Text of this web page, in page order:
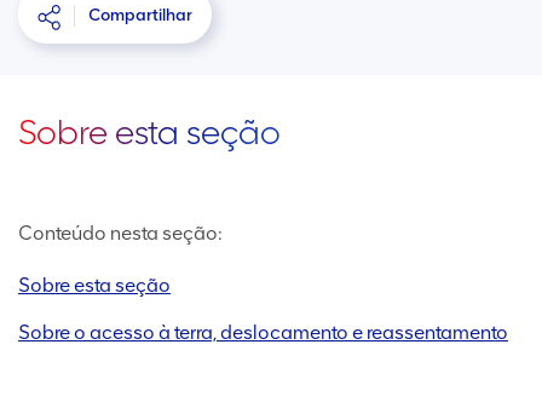
Compartilhar
Sobre esta seção
Conteúdo nesta seção:
Sobre esta seção
Sobre o acesso à terra, deslocamento e reassentamento